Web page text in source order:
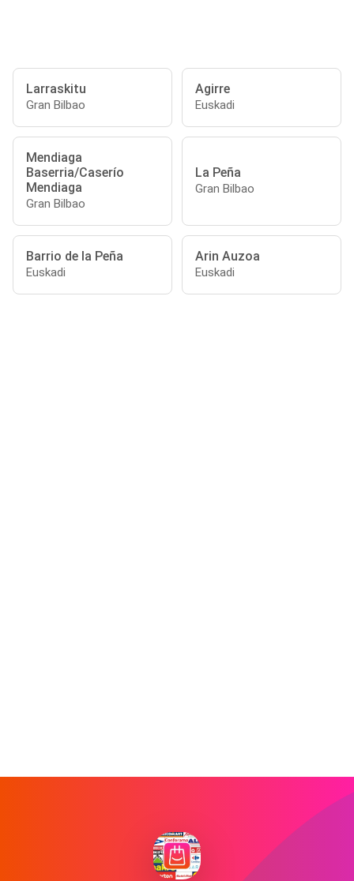
Larraskitu
Gran Bilbao
Agirre
Euskadi
Mendiaga
Baserria/Caserío
Mendiaga
Gran Bilbao
La Peña
Gran Bilbao
Barrio de la Peña
Euskadi
Arin Auzoa
Euskadi